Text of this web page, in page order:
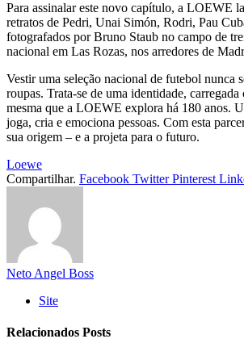
Para assinalar este novo capítulo, a LOEWE
retratos de Pedri, Unai Simón, Rodri, Pau
fotografados por Bruno Staub no campo de
nacional em Las Rozas, nos arredores de
Vestir uma seleção nacional de futebol nunca
roupas. Trata-se de uma identidade,
mesma que a LOEWE explora há 180 anos.
joga, cria e emociona pessoas. Com esta
sua origem – e a projeta para o futuro.
Loewe
Compartilhar. Facebook Twitter Pinterest
Neto Angel Boss
Site
Relacionados Posts